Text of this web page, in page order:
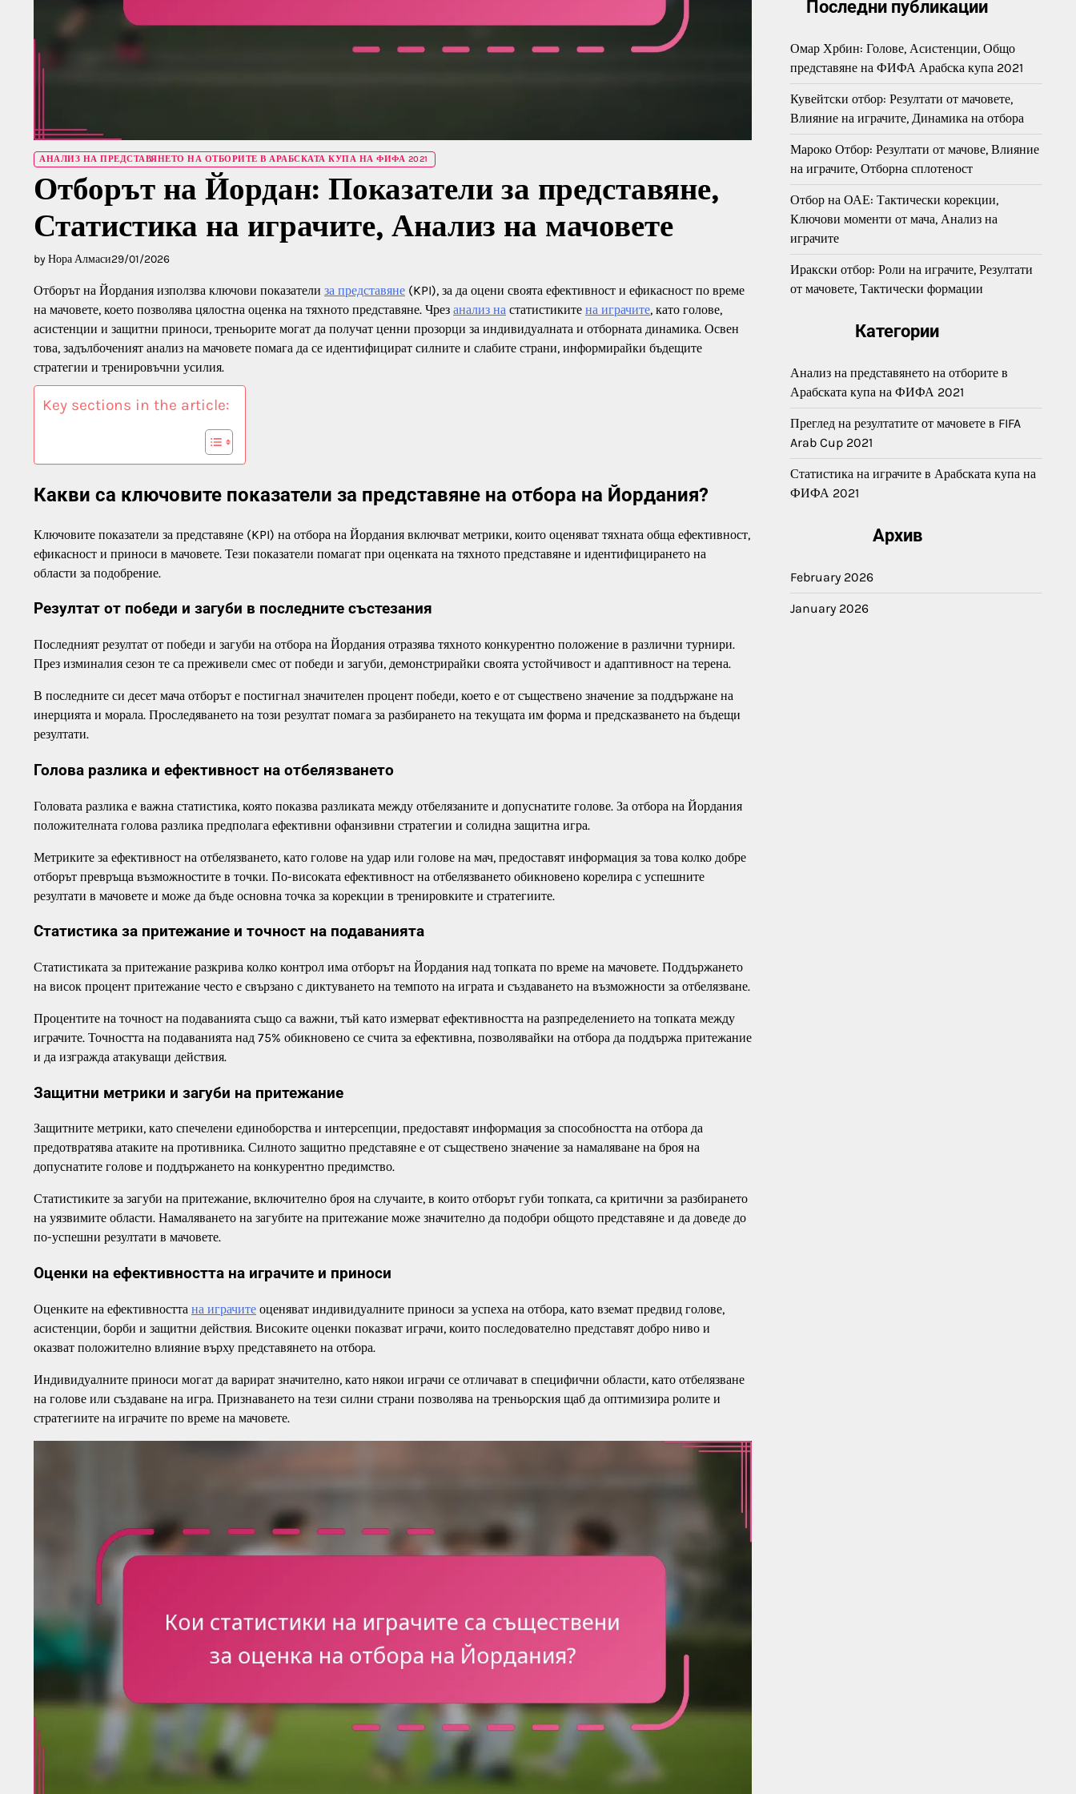
АНАЛИЗ НА ПРЕДСТАВЯНЕТО НА ОТБОРИТЕ В АРАБСКАТА КУПА НА ФИФА 2021
Отборът на Йордан: Показатели за представяне,
Статистика на играчите, Анализ на мачовете
by Нора Алмаси29/01/2026
Отборът на Йордания използва ключови показатели за представяне (KPI), за да оцени своята ефективност и ефикасност по време
на мачовете, което позволява цялостна оценка на тяхното представяне. Чрез анализ на статистиките на играчите, като голове,
асистенции и защитни приноси, треньорите могат да получат ценни прозорци за индивидуалната и отборната динамика. Освен
това, задълбоченият анализ на мачовете помага да се идентифицират силните и слабите страни, информирайки бъдещите
стратегии и тренировъчни усилия.
Key sections in the article:
Какви са ключовите показатели за представяне на отбора на Йордания?
Ключовите показатели за представяне (KPI) на отбора на Йордания включват метрики, които оценяват тяхната обща ефективност,
ефикасност и приноси в мачовете. Тези показатели помагат при оценката на тяхното представяне и идентифицирането на
области за подобрение.
Резултат от победи и загуби в последните състезания
Последният резултат от победи и загуби на отбора на Йордания отразява тяхното конкурентно положение в различни турнири.
През изминалия сезон те са преживели смес от победи и загуби, демонстрирайки своята устойчивост и адаптивност на терена.
В последните си десет мача отборът е постигнал значителен процент победи, което е от съществено значение за поддържане на
инерцията и морала. Проследяването на този резултат помага за разбирането на текущата им форма и предсказването на бъдещи
резултати.
Голова разлика и ефективност на отбелязването
Головата разлика е важна статистика, която показва разликата между отбелязаните и допуснатите голове. За отбора на Йордания
положителната голова разлика предполага ефективни офанзивни стратегии и солидна защитна игра.
Метриките за ефективност на отбелязването, като голове на удар или голове на мач, предоставят информация за това колко добре
отборът превръща възможностите в точки. По-високата ефективност на отбелязването обикновено корелира с успешните
резултати в мачовете и може да бъде основна точка за корекции в тренировките и стратегиите.
Статистика за притежание и точност на подаванията
Статистиката за притежание разкрива колко контрол има отборът на Йордания над топката по време на мачовете. Поддържането
на висок процент притежание често е свързано с диктуването на темпото на играта и създаването на възможности за отбелязване.
Процентите на точност на подаванията също са важни, тъй като измерват ефективността на разпределението на топката между
играчите. Точността на подаванията над 75% обикновено се счита за ефективна, позволявайки на отбора да поддържа притежание
и да изгражда атакуващи действия.
Защитни метрики и загуби на притежание
Защитните метрики, като спечелени единоборства и интерсепции, предоставят информация за способността на отбора да
предотвратява атаките на противника. Силното защитно представяне е от съществено значение за намаляване на броя на
допуснатите голове и поддържането на конкурентно предимство.
Статистиките за загуби на притежание, включително броя на случаите, в които отборът губи топката, са критични за разбирането
на уязвимите области. Намаляването на загубите на притежание може значително да подобри общото представяне и да доведе до
по-успешни резултати в мачовете.
Оценки на ефективността на играчите и приноси
Оценките на ефективността на играчите оценяват индивидуалните приноси за успеха на отбора, като вземат предвид голове,
асистенции, борби и защитни действия. Високите оценки показват играчи, които последователно представят добро ниво и
оказват положително влияние върху представянето на отбора.
Индивидуалните приноси могат да варират значително, като някои играчи се отличават в специфични области, като отбелязване
на голове или създаване на игра. Признаването на тези силни страни позволява на треньорския щаб да оптимизира ролите и
стратегиите на играчите по време на мачовете.
Последни публикации
Омар Хрбин: Голове, Асистенции, Общо
представяне на ФИФА Арабска купа 2021
Кувейтски отбор: Резултати от мачовете,
Влияние на играчите, Динамика на отбора
Мароко Отбор: Резултати от мачове, Влияние
на играчите, Отборна сплотеност
Отбор на ОАЕ: Тактически корекции,
Ключови моменти от мача, Анализ на
играчите
Иракски отбор: Роли на играчите, Резултати
от мачовете, Тактически формации
Категории
Анализ на представянето на отборите в
Арабската купа на ФИФА 2021
Преглед на резултатите от мачовете в FIFA
Arab Cup 2021
Статистика на играчите в Арабската купа на
ФИФА 2021
Архив
February 2026
January 2026